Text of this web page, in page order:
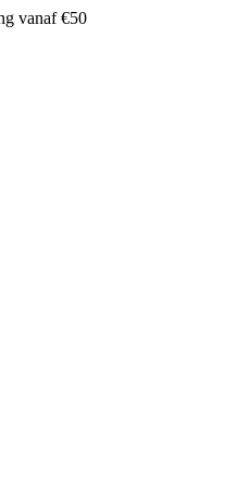
vanaf €50